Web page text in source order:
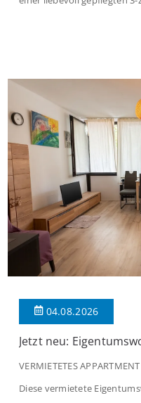
Fenster, viel Tageslicht
04.08.2026
Jetzt neu:
VERMIETETES
Diese vermietete